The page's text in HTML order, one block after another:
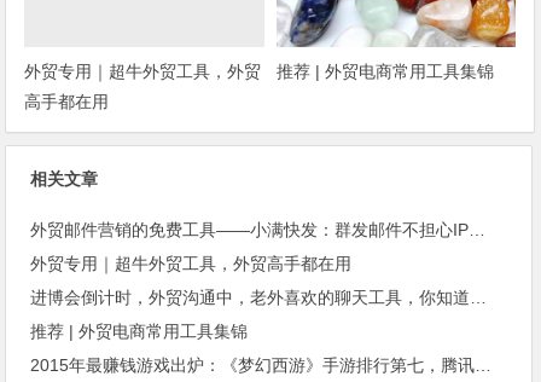
外贸专用｜超牛外贸工具，外贸
高手都在用
推荐 | 外贸电商常用工具集锦
相关文章
外贸专用｜超牛外贸工具，外贸高手都在用
推荐 | 外贸电商常用工具集锦